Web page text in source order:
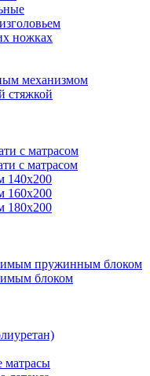
ножках
механизмом
стяжкой
с матрасом
с матрасом
140х200
160х200
180х200
пружинным блоком
блоком
матрасы